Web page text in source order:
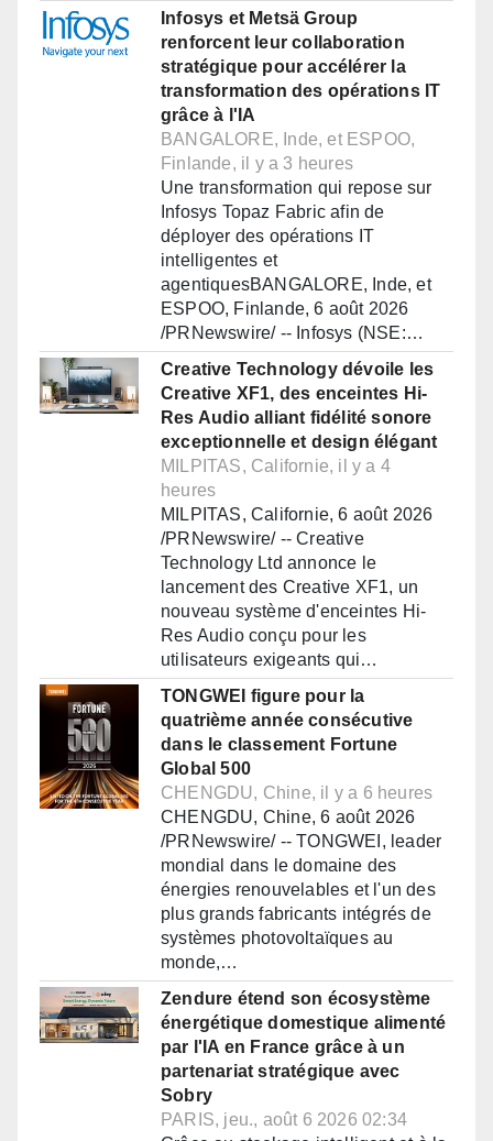
Infosys et Metsä Group
renforcent leur collaboration
stratégique pour accélérer la
transformation des opérations IT
grâce à l'IA
BANGALORE, Inde, et ESPOO,
Finlande, il y a 3 heures
Une transformation qui repose sur
Infosys Topaz Fabric afin de
déployer des opérations IT
intelligentes et
agentiquesBANGALORE, Inde, et
ESPOO, Finlande, 6 août 2026
/PRNewswire/ -- Infosys (NSE:…
Creative Technology dévoile les
Creative XF1, des enceintes Hi-
Res Audio alliant fidélité sonore
exceptionnelle et design élégant
MILPITAS, Californie, il y a 4
heures
MILPITAS, Californie, 6 août 2026
/PRNewswire/ -- Creative
Technology Ltd annonce le
lancement des Creative XF1, un
nouveau système d'enceintes Hi-
Res Audio conçu pour les
utilisateurs exigeants qui…
TONGWEI figure pour la
quatrième année consécutive
dans le classement Fortune
Global 500
CHENGDU, Chine, il y a 6 heures
CHENGDU, Chine, 6 août 2026
/PRNewswire/ -- TONGWEI, leader
mondial dans le domaine des
énergies renouvelables et l'un des
plus grands fabricants intégrés de
systèmes photovoltaïques au
monde,…
Zendure étend son écosystème
énergétique domestique alimenté
par l'IA en France grâce à un
partenariat stratégique avec
Sobry
PARIS, jeu., août 6 2026 02:34